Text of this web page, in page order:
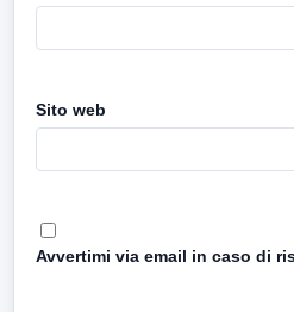
Sito web
Avvertimi via email in caso di